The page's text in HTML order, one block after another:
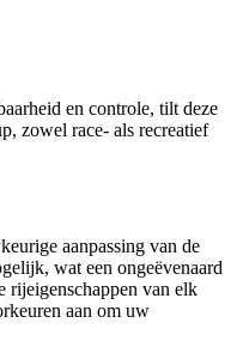
en controle, tilt deze
zowel race- als recreatief
aanpassing van de
wat een ongeëvenaard
rijeigenschappen van elk
aan om uw